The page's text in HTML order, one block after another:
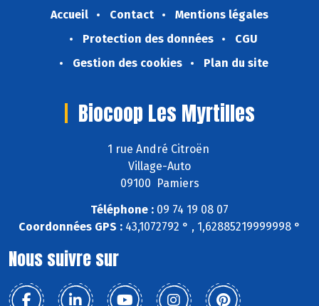
Accueil Contact
Mentions légales
Protection des données
CGU
Gestion des cookies
Plan du site
Biocoop Les Myrtilles
1 rue André Citroën
Village-Auto
09100 Pamiers
Téléphone : 09 74 19 08 07
Coordonnées GPS : 43,1072792 ° , 1,62885219999998 °
Nous suivre sur